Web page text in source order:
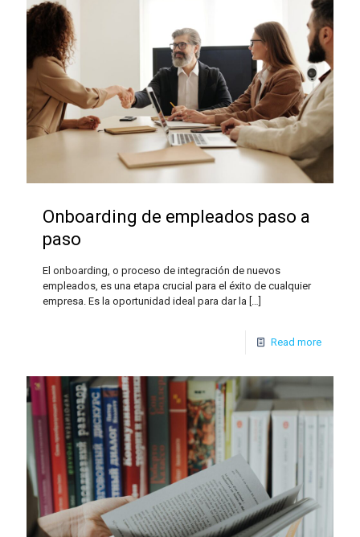
Onboarding de empleados paso a
paso
El onboarding, o proceso de integración de nuevos
empleados, es una etapa crucial para el éxito de cualquier
empresa. Es la oportunidad ideal para dar la
Read more